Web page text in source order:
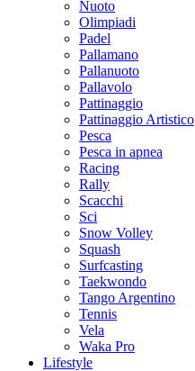
Nuoto
Olimpiadi
Padel
Pallamano
Pallanuoto
Pallavolo
Pattinaggio
Pattinaggio Artistico
Pesca
Pesca in apnea
Racing
Rally
Scacchi
Sci
Snow Volley
Squash
Surfcasting
Taekwondo
Tango Argentino
Tennis
Vela
Waka Pro
Lifestyle